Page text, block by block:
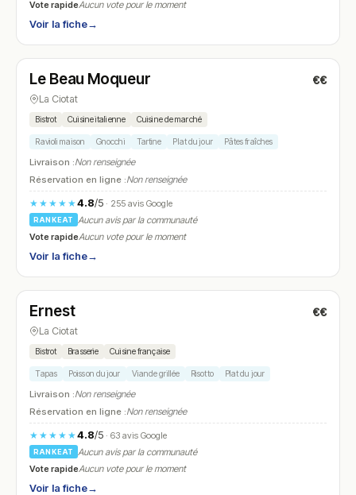
Vote rapideAucun vote pour le moment
Voir la fiche→
N° 15
Le Beau Moqueur €€
La Ciotat
Bistrot Cuisine italienne Cuisine de marché
Ravioli maison Gnocchi Tartine Plat du jour Pâtes fraîches
Livraison :Non renseignée
Réservation en ligne :Non renseignée
★★★★★4.8/5· 255 avis Google
RANKEAT
Aucun avis par la communauté
Vote rapideAucun vote pour le moment
Voir la fiche→
N° 16
Ernest €€
La Ciotat
Bistrot Brasserie Cuisine française
Tapas Poisson du jour Viande grillée Risotto Plat du jour
Livraison :Non renseignée
Réservation en ligne :Non renseignée
★★★★★4.8/5· 63 avis Google
RANKEAT
Aucun avis par la communauté
Vote rapideAucun vote pour le moment
Voir la fiche→